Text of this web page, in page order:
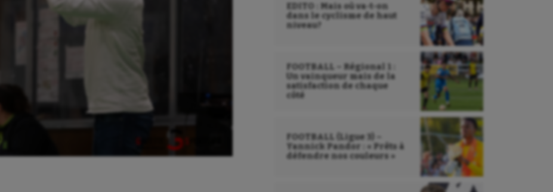
EDITO : Mais où va-t-on
dans le cyclisme de haut
niveau?
FOOTBALL – Régional 1 :
Un vainqueur mais de la
satisfaction de chaque
côté
FOOTBALL (Ligue 3) –
Yannick Pandor : « Prêts à
défendre nos couleurs »